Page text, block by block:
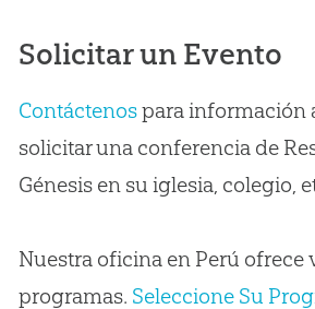
Solicitar un Evento
Contáctenospara información
solicitar una conferencia de
Génesis en su iglesia, colegio,
Nuestra oficina en Perú ofrece
programas. Seleccione Su